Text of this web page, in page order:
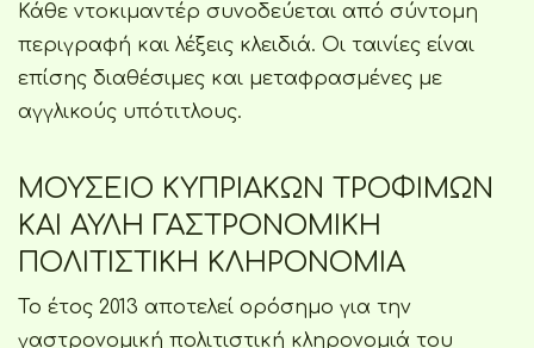
Κάθε ντοκιμαντέρ συνοδεύεται από σύντομη
περιγραφή και λέξεις κλειδιά. Οι ταινίες είναι
επίσης διαθέσιμες και μεταφρασμένες με
αγγλικούς υπότιτλους.
ΜΟΥΣΕΙΟ ΚΥΠΡΙΑΚΩΝ ΤΡΟΦΙΜΩΝ
ΚΑΙ ΑΥΛΗ ΓΑΣΤΡΟΝΟΜΙΚΗ
ΠΟΛΙΤΙΣΤΙΚΗ ΚΛΗΡΟΝΟΜΙΑ
Το έτος 2013 αποτελεί ορόσημο για την
γαστρονομική πολιτιστική κληρονομιά του